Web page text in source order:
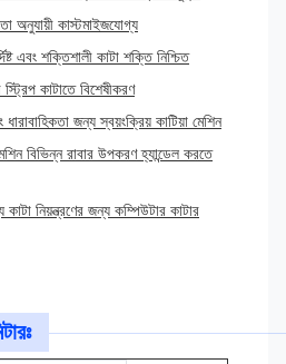
অনুযায়ী কাস্টমাইজযোগ্য
এবং শক্তিশালী কাটা শক্তি নিশ্চিত
স্ট্রিপ কাটাতে বিশেষীকরণ
জন্য স্বয়ংক্রিয় কাটিয়া মেশিন
বিভিন্ন রাবার উপকরণ হ্যান্ডেল করতে
নিয়ন্ত্রণের জন্য কম্পিউটার কাটার